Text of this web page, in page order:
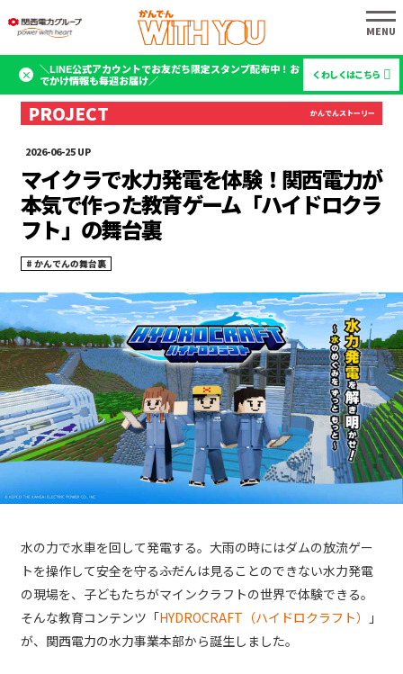
＼LINE公式アカウントでお友だち限定スタンプ配布中！お
でかけ情報も毎週お届け／
くわしくはこちら
2026-06-25
マイクラで水力発電を体験！関西電力が
本気で作った教育ゲーム「ハイドロクラ
フト」の舞台裏
かんでんの舞台裏
水の力で水車を回して発電する。大雨の時にはダムの放流ゲー
トを操作して安全を守る――ふだんは見ることのできない水力発電
の現場を、子どもたちがマインクラフトの世界で体験できる。
そんな教育コンテンツ「HYDROCRAFT（ハイドロクラフト）
」
が、関西電力の水力事業本部から誕生しました。